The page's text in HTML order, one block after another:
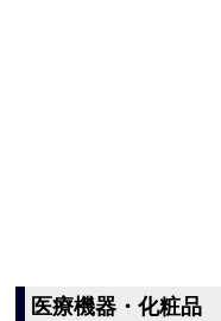
医療機器・化粧品